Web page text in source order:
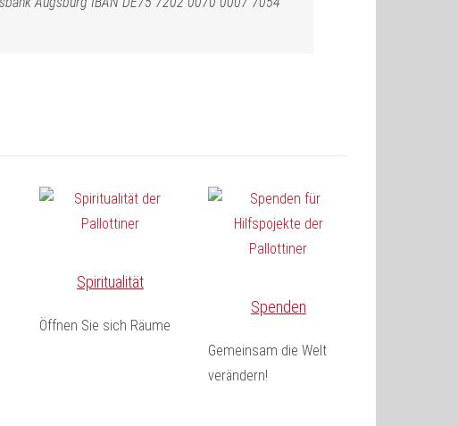
Spiritualität
Öffnen Sie sich Räume
Spenden
Gemeinsam die Welt
verändern!